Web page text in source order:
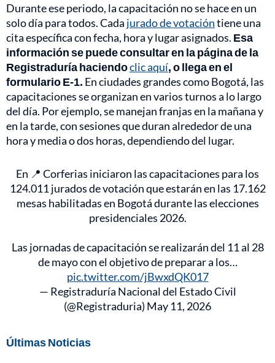
Durante ese periodo, la capacitación no se hace en un
solo día para todos. Cada jurado de votacióntiene una
cita específica con fecha, hora y lugar asignados. Esa
información se puede consultar en la página de la
Registraduría haciendoclic aquí, o llega en el
formulario E-1. En ciudades grandes como Bogotá, las
capacitaciones se organizan en varios turnos a lo largo
del día. Por ejemplo, se manejan franjas en la mañana y
en la tarde, con sesiones que duran alrededor de una
hora y media o dos horas, dependiendo del lugar.
En 📍 Corferias iniciaron las capacitaciones para los
124.011 jurados de votación que estarán en las 17.162
mesas habilitadas en Bogotá durante las elecciones
presidenciales 2026.
Las jornadas de capacitación se realizarán del 11 al 28
de mayo con el objetivo de preparar a los…
pic.twitter.com/jBwxdQK017
— Registraduría Nacional del Estado Civil
(@Registraduria) May 11, 2026
Últimas Noticias